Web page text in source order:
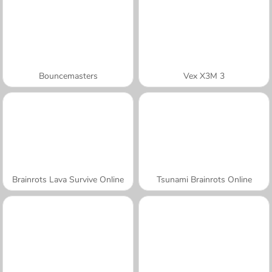
Bouncemasters Vex X3M 3
Brainrots Lava Survive Online Tsunami Brainrots Online